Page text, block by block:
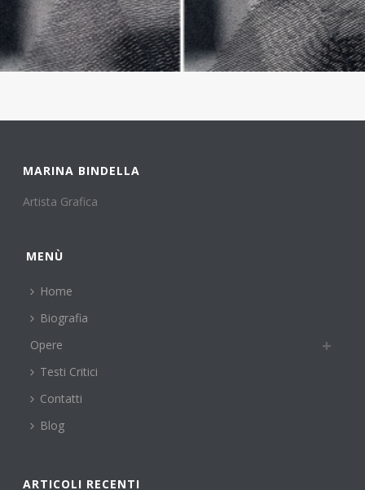
MARINA BINDELLA
Artista Grafica
MENÙ
Home
Biografia
Opere
Testi Critici
Contatti
Blog
ARTICOLI RECENTI